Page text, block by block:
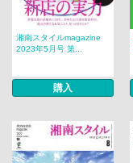
湘南スタイルmagazine
2023年5月号 第...
購入